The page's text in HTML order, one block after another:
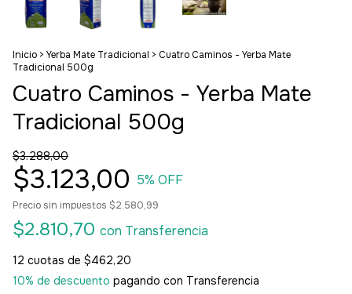
Inicio > Yerba Mate Tradicional > Cuatro Caminos - Yerba Mate
Tradicional 500g
Cuatro Caminos - Yerba Mate
Tradicional 500g
$3.288,00
$3.123,00 5% OFF
Precio sin impuestos $2.580,99
$2.810,70 con Transferencia
12 cuotas de $462,20
10% de descuento pagando con Transferencia